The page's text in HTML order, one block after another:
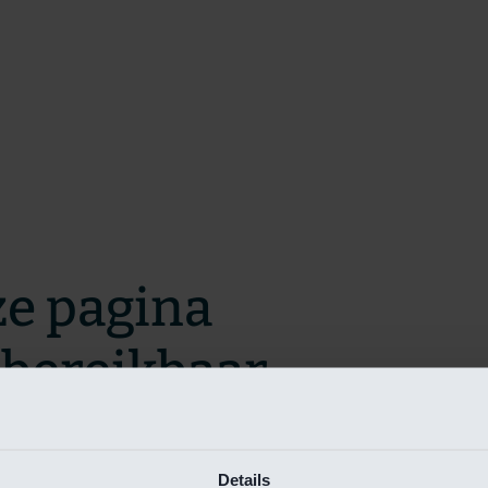
Details
pagina
zo snel mogelijk te verhelpen.